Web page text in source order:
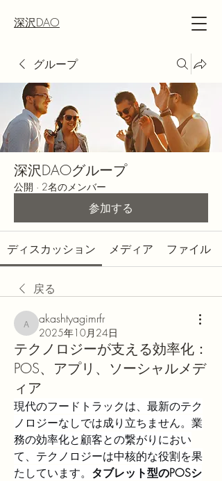
深沢DAO
グループ
深沢DAOグループ
公開 · 2名のメンバー
参加する
ディスカッション メディア ファイル
戻る
akashtyagimrfr
akashtyagimrfr
2025年10月24日
テクノロジーが支える効率化：
POS、アプリ、ソーシャルメデ
ィア
現代のフードトラックは、最新のテク
ノロジーなしでは成り立ちません。業
務の効率化と顧客との繋がりにおい
て、テクノロジーは中核的な役割を果
たしています。 タブレット型のPOSシ